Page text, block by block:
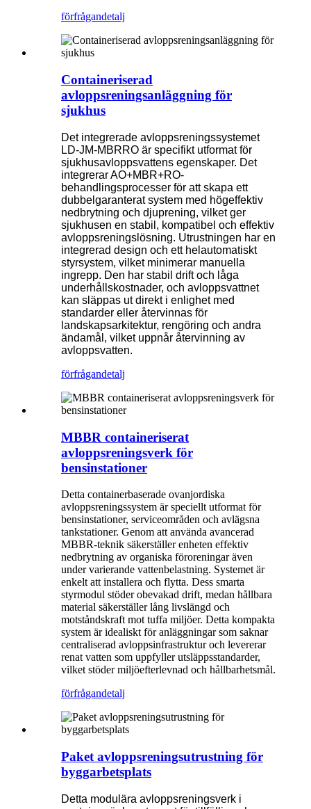
förfrågandetalj
Containeriserad
avloppsreningsanläggning för
sjukhus
Det integrerade avloppsreningssystemet
LD-JM-MBRRO är specifikt utformat för
sjukhusavloppsvattens egenskaper. Det
integrerar AO+MBR+RO-
behandlingsprocesser för att skapa ett
dubbelgaranterat system med högeffektiv
nedbrytning och djuprening, vilket ger
sjukhusen en stabil, kompatibel och effektiv
avloppsreningslösning. Utrustningen har en
integrerad design och ett helautomatiskt
styrsystem, vilket minimerar manuella
ingrepp. Den har stabil drift och låga
underhållskostnader, och avloppsvattnet
kan släppas ut direkt i enlighet med
standarder eller återvinnas för
landskapsarkitektur, rengöring och andra
ändamål, vilket uppnår återvinning av
avloppsvatten.
förfrågandetalj
MBBR containeriserat
avloppsreningsverk för
bensinstationer
Detta containerbaserade ovanjordiska
avloppsreningssystem är speciellt utformat för
bensinstationer, serviceområden och avlägsna
tankstationer. Genom att använda avancerad
MBBR-teknik säkerställer enheten effektiv
nedbrytning av organiska föroreningar även
under varierande vattenbelastning. Systemet är
enkelt att installera och flytta. Dess smarta
styrmodul stöder obevakad drift, medan hållbara
material säkerställer lång livslängd och
motståndskraft mot tuffa miljöer. Detta kompakta
system är idealiskt för anläggningar som saknar
centraliserad avloppsinfrastruktur och levererar
renat vatten som uppfyller utsläppsstandarder,
vilket stöder miljöefterlevnad och hållbarhetsmål.
förfrågandetalj
Paket avloppsreningsutrustning för
byggarbetsplats
Detta modulära avloppsreningsverk i